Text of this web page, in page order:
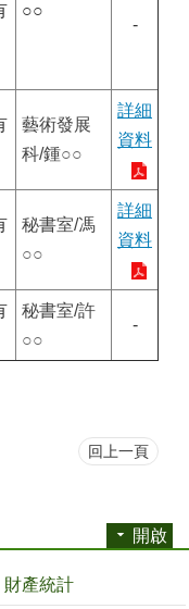
○○
-
藝術發展
科/鍾○○
詳細
資料
秘書室/馮
○○
詳細
資料
秘書室/許
○○
-
回上一頁
開啟
財產統計